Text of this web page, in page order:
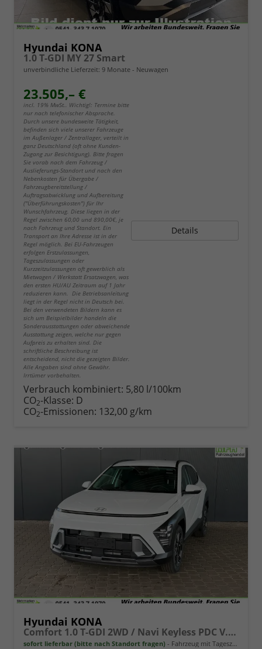
Hyundai KONA
1.0 T-GDI MY 27 Smart
unverbindliche Lieferzeit: 9 Monate Neuwagen
23.505,– €
incl. 19% MwSt.. Wichtig!: Termine bitte
nur nach telefonischer Absprache.
Durch unsere bundesweite Tätigkeit,
befinden sich viele unserer Fahrzeuge
im Außenlager / Zentrallager, verteilt in
ganz Deutschland (oft ohne Kunden-
Zugang zur Besichtigung). Bitte fragen
Sie vorab nach dem Fahrzeug /
Auslieferungs-Standort und nach den
Nebenkosten für Übergabe /
Fahrzeugbereitstellung /
Auftragsabwicklung und Aufbereitung
("Überführungskosten") für Ihr
Wunschfahrzeug. Diese liegen in der
Regel zwischen 60,00 und 890,00€, je
nach Fahrzeug und Standort. Ein
Transport an Ihre Adresse ist in der
Regel möglich. Bei EU-Fahrzeugen
erfolgen Erstzulassungen,
Tageszulassungen oder
Kurzzeitzulassungen oft gewerblich als
Mietwagen / Werkstatt Ersatzwagen, was
den ersten HU/AU Zeitraum auf 1 Jahr
reduzieren kann. Die Betriebsanleitung
liegt in der Regel nicht in Deutsch bei.
Bei den verwendeten Bildern kann es
sich um Beispielbilder handeln die
Sonderausstattungen oder abweichende
Ausstattung zeigen, welche nur gegen
Aufpreis zu erhalten sind. Die
schriftliche Beschreibung ist
entscheidend, nicht die gezeigten Bilder.
Alle Angaben sind ohne Gewähr.
Irrtümer vorbehalten.
Details
Verbrauch kombiniert: 5,80 l/100km
CO2-Klasse: D
CO2-Emissionen: 132,00 g/km
Hyundai KONA
Comfort 1.0 T-GDI 2WD / Navi Keyless PDC V.&H. Kamera Sitz & Lenkr.Heiz./ LED Alu 18"
sofort lieferbar (bitte nach Standort fragen) Fahrzeug mit Tageszulassung